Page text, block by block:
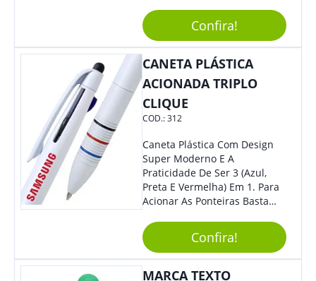
Anotações Com Post-It E
Caneta. Elaborado A Partir De
Material Reciclado, O Brinde
Também É Prático, Tornando-
Se Assim Excelente Para Uso
Cotidiano. Perfeito, Não É?!
Confira!
CANETA PLÁSTICA
ACIONADA TRIPLO
CLIQUE
COD.:312
Caneta Plástica Com Design
Super Moderno E A
Praticidade De Ser 3 (Azul,
Preta E Vermelha) Em 1. Para
Acionar As Ponteiras Basta
Baixo.
Confira!
MARCA TEXTO